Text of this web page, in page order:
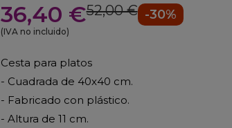
36,40 €52,00 € -30%
(IVA no incluido)
Cesta para platos
- Cuadrada de 40x40 cm.
- Fabricado con plástico.
- Altura de 11 cm.